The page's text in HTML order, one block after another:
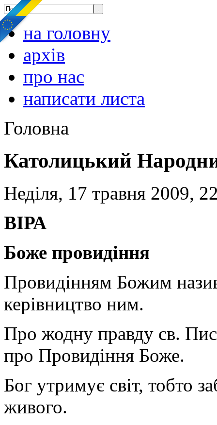
на головну
архів
про нас
написати листа
Головна
Католицький
Неділя, 17 травня 2009,
ВІРА
Боже провидіння
Провидінням Божим
керівництво ним.
Про жодну правду св.
про Провидіння Боже.
Бог утримує світ, тобто
живого.